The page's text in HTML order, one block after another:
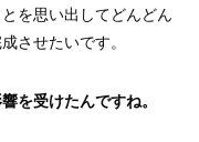
を思い出してどんどん
させたいです。
を受けたんですね。